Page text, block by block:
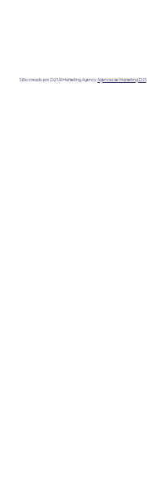
Sitio creado por D21 AI Marketing Agency Agencia de Marketing D21